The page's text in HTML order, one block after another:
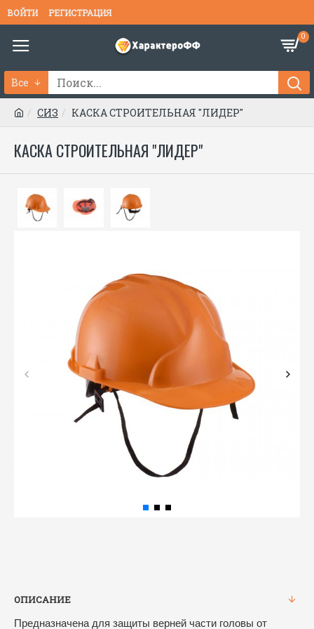
ВОЙТИ РЕГИСТРАЦИЯ
0
Все
СИЗ КАСКА СТРОИТЕЛЬНАЯ "ЛИДЕР"
КАСКА СТРОИТЕЛЬНАЯ "ЛИДЕР"
ОПИСАНИЕ
Предназначена для защиты верней части головы от